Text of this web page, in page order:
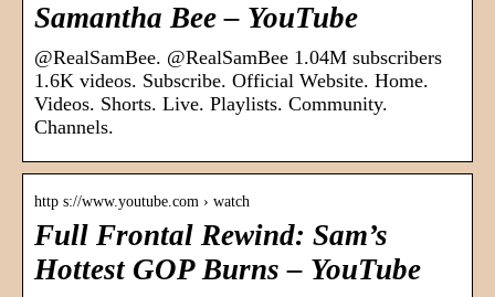
Samantha Bee – YouTube
@RealSamBee. @RealSamBee 1.04M subscribers
1.6K videos. Subscribe. Official Website. Home.
Videos. Shorts. Live. Playlists. Community.
Channels.
http s://www.youtube.com › watch
Full Frontal Rewind: Sam’s
Hottest GOP Burns – YouTube